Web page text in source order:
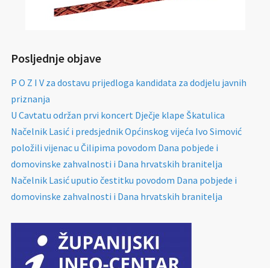
Posljednje objave
P O Z I V za dostavu prijedloga kandidata za dodjelu javnih
priznanja
U Cavtatu održan prvi koncert Dječje klape Škatulica
Načelnik Lasić i predsjednik Općinskog vijeća Ivo Simović
položili vijenac u Čilipima povodom Dana pobjede i
domovinske zahvalnosti i Dana hrvatskih branitelja
Načelnik Lasić uputio čestitku povodom Dana pobjede i
domovinske zahvalnosti i Dana hrvatskih branitelja